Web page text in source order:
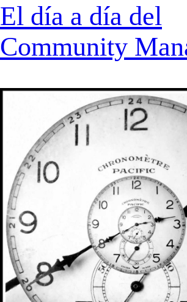
El día a día del
Community